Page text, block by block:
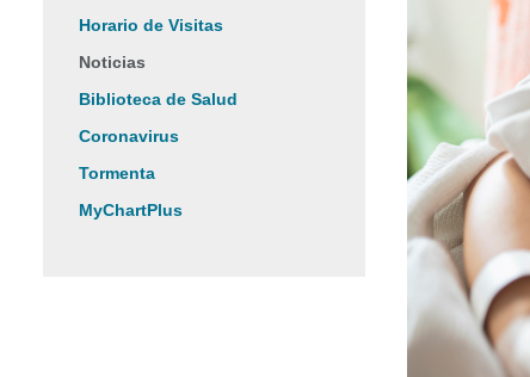
Horario de Visitas
Noticias
Biblioteca de Salud
Coronavirus
Tormenta
MyChartPlus